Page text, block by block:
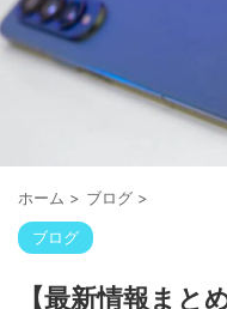
ホーム > ブログ >
ブログ
【最新情報まと